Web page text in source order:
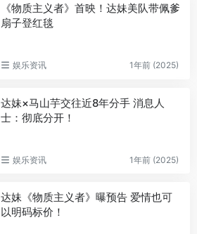
《物质主义者》首映！达妹美队带佩爹
扇子登红毯
娱乐资讯 1年前 (2025)
达妹×马山芋交往近8年分手 消息人
士：彻底分开！
娱乐资讯 1年前 (2025)
达妹《物质主义者》曝预告 爱情也可
以明码标价！